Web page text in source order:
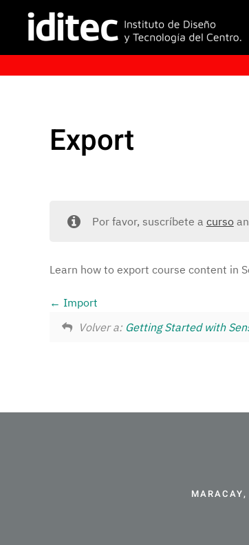
Export
Por favor, suscríbete a curso
Learn how to export course content in
Import
Volver a: Getting Started with